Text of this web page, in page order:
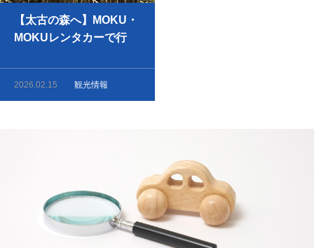
【太古の森へ】MOKU・
MOKUレンタカーで行
の谷」ドライブ旅
2026.02.15 観光情報